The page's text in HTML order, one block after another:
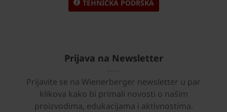
TEHNIČKA PODRŠKA
Prijava na Newsletter
Prijavite se na Wienerberger newsletter u par
klikova kako bi primali novosti o našim
proizvodima, edukacijama i aktivnostima.